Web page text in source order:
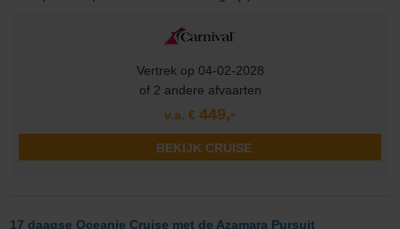
Vertrek op 04-02-2028
of 2 andere afvaarten
v.a. € 449,-
BEKIJK CRUISE
17 daagse Oceanie Cruise met de Azamara Pursuit